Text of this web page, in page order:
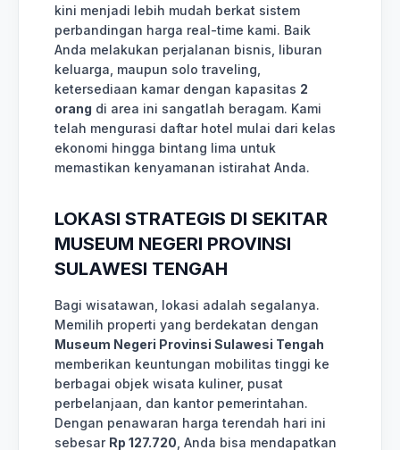
kini menjadi lebih mudah berkat sistem
perbandingan harga real-time kami. Baik
Anda melakukan perjalanan bisnis, liburan
keluarga, maupun solo traveling,
ketersediaan kamar dengan kapasitas 2
orang di area ini sangatlah beragam. Kami
telah mengurasi daftar hotel mulai dari kelas
ekonomi hingga bintang lima untuk
memastikan kenyamanan istirahat Anda.
LOKASI STRATEGIS DI SEKITAR
MUSEUM NEGERI PROVINSI
SULAWESI TENGAH
Bagi wisatawan, lokasi adalah segalanya.
Memilih properti yang berdekatan dengan
Museum Negeri Provinsi Sulawesi Tengah
memberikan keuntungan mobilitas tinggi ke
berbagai objek wisata kuliner, pusat
perbelanjaan, dan kantor pemerintahan.
Dengan penawaran harga terendah hari ini
sebesar Rp 127.720 , Anda bisa mendapatkan